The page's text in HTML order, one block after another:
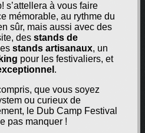
s’attellera à vous faire
mémorable, au rythme du
sûr, mais aussi avec des
des stands de
stands artisanaux, un
pour les festivaliers, et
.
que vous soyez
ou curieux de
le Dub Camp Festival
pas manquer !